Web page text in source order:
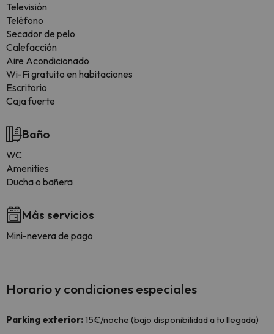
Televisión
Teléfono
Secador de pelo
Calefacción
Aire Acondicionado
Wi-Fi gratuito en habitaciones
Escritorio
Caja fuerte
Baño
WC
Amenities
Ducha o bañera
Más servicios
Mini-nevera de pago
Horario y condiciones especiales
Parking exterior:15€/noche (bajo disponibilidad a tu llegada)